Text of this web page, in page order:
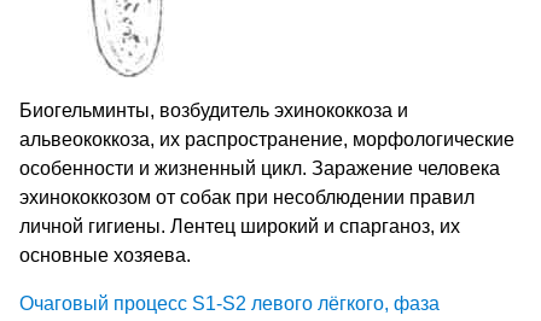
Биогельминты, возбудитель эхинококкоза и
альвеококкоза, их распространение, морфологические
особенности и жизненный цикл. Заражение человека
эхинококкозом от собак при несоблюдении правил
личной гигиены. Лентец широкий и спарганоз, их
основные хозяева.
Очаговый процесс S1-S2 левого лёгкого, фаза